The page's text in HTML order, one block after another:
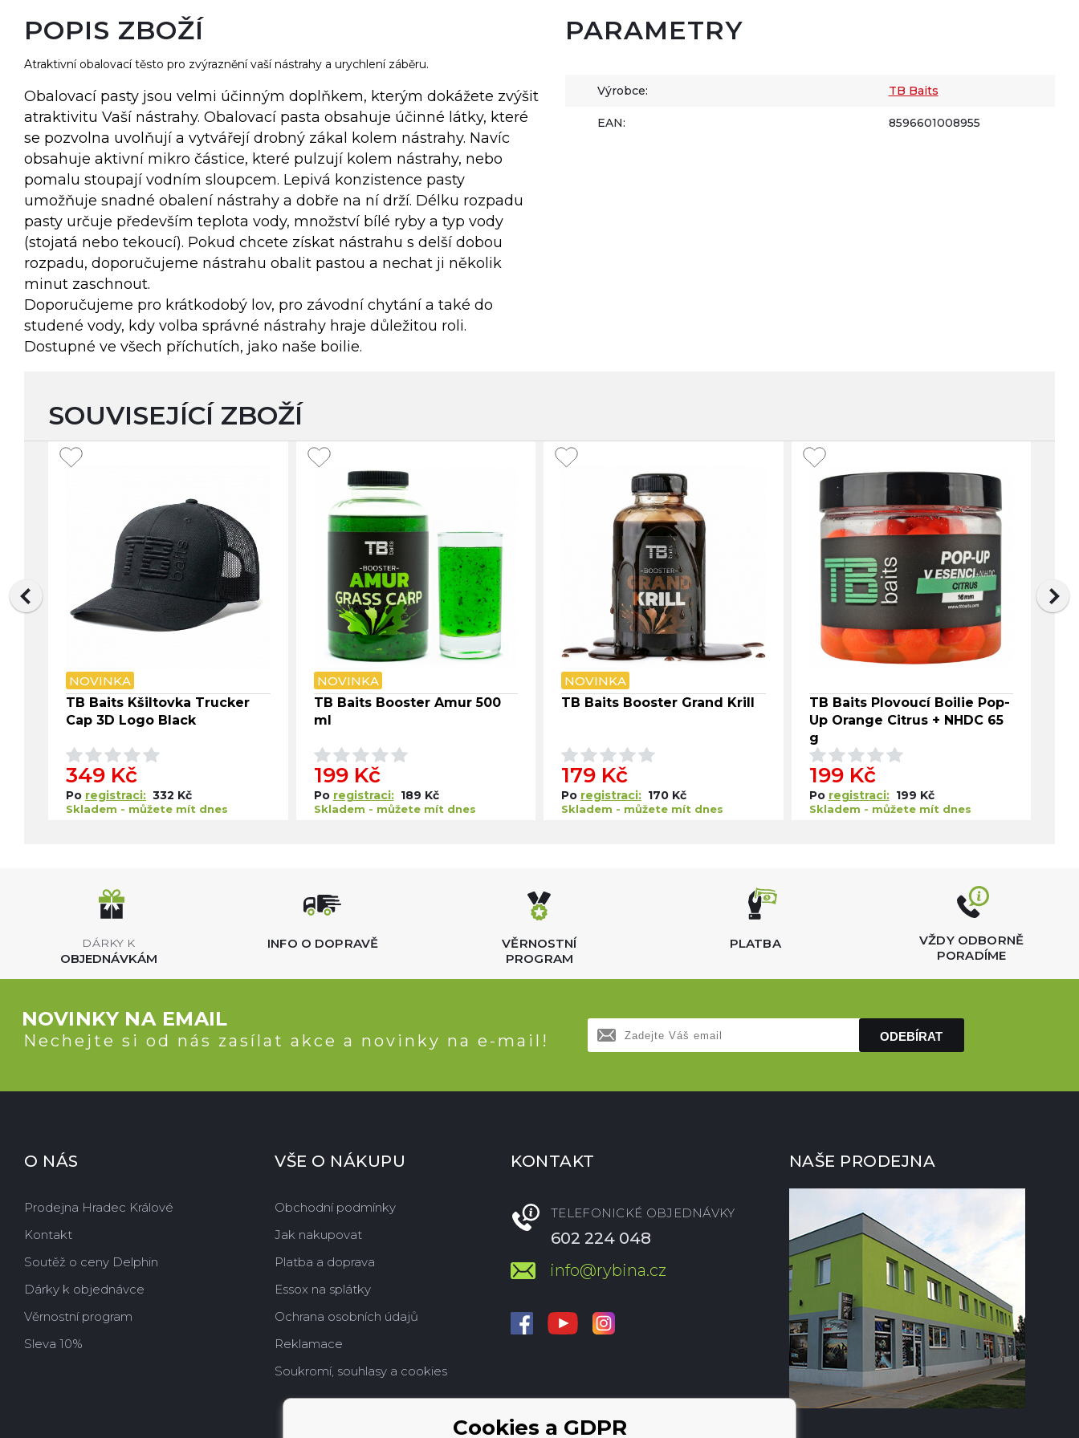
POPIS ZBOŽÍ
Atraktivní obalovací těsto pro zvýraznění vaší nástrahy a urychlení záběru.
Obalovací pasty jsou velmi účinným doplňkem, kterým dokážete zvýšit
atraktivitu Vaší nástrahy. Obalovací pasta obsahuje účinné látky, které
se pozvolna uvolňují a vytvářejí drobný zákal kolem nástrahy. Navíc
obsahuje aktivní mikro částice, které pulzují kolem nástrahy, nebo
pomalu stoupají vodním sloupcem. Lepivá konzistence pasty
umožňuje snadné obalení nástrahy a dobře na ní drží. Délku rozpadu
pasty určuje především teplota vody, množství bílé ryby a typ vody
(stojatá nebo tekoucí). Pokud chcete získat nástrahu s delší dobou
rozpadu, doporučujeme nástrahu obalit pastou a nechat ji několik
minut zaschnout.
Doporučujeme pro krátkodobý lov, pro závodní chytání a také do
studené vody, kdy volba správné nástrahy hraje důležitou roli.
Dostupné ve všech příchutích, jako naše boilie.
PARAMETRY
Výrobce: TB Baits
EAN: 8596601008955
SOUVISEJÍCÍ ZBOŽÍ
NOVINKA
TB Baits Kšiltovka Trucker
Cap 3D Logo Black
349 Kč
Po registraci: 332 Kč
Skladem - můžete mít dnes
NOVINKA
TB Baits Booster Amur 500
ml
199 Kč
Po registraci: 189 Kč
Skladem - můžete mít dnes
NOVINKA
TB Baits Booster Grand Krill
179 Kč
Po registraci: 170 Kč
Skladem - můžete mít dnes
TB Baits Plovoucí Boilie Pop-
Up Orange Citrus + NHDC 65
g
199 Kč
Po registraci: 199 Kč
Skladem - můžete mít dnes
DÁRKY K
OBJEDNÁVKÁM
INFO O DOPRAVĚ
VĚRNOSTNÍ
PROGRAM
PLATBA
VŽDY ODBORNĚ
PORADÍME
NOVINKY NA EMAIL
Nechejte si od nás zasílat akce a novinky na e-mail! ODEBÍRAT
O NÁS
Prodejna Hradec Králové
Kontakt
Soutěž o ceny Delphin
Dárky k objednávce
Věrnostní program
Sleva 10%
VŠE O NÁKUPU
Obchodní podmínky
Jak nakupovat
Platba a doprava
Essox na splátky
Ochrana osobních údajů
Reklamace
Soukromí, souhlasy a cookies
KONTAKT
TELEFONICKÉ OBJEDNÁVKY
602 224 048
info@rybina.cz
NAŠE PRODEJNA
Cookies a GDPR